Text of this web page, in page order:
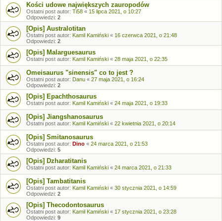
Kości udowe największych zauropodów
Ostatni post autor: Ti58 « 15 lipca 2021, o 10:27
Odpowiedzi: 2
[Opis] Australotitan
Ostatni post autor: Kamil Kamiński « 16 czerwca 2021, o 21:48
Odpowiedzi: 2
[Opis] Malarguesaurus
Ostatni post autor: Kamil Kamiński « 28 maja 2021, o 22:35
Omeisaurus "sinensis" co to jest ?
Ostatni post autor: Danu « 27 maja 2021, o 16:24
Odpowiedzi: 2
[Opis] Epachthosaurus
Ostatni post autor: Kamil Kamiński « 24 maja 2021, o 19:33
[Opis] Jiangshanosaurus
Ostatni post autor: Kamil Kamiński « 22 kwietnia 2021, o 20:14
[Opis] Smitanosaurus
Ostatni post autor: Dino « 24 marca 2021, o 21:53
Odpowiedzi: 5
[Opis] Dzharatitanis
Ostatni post autor: Kamil Kamiński « 24 marca 2021, o 21:33
[Opis] Tambatitanis
Ostatni post autor: Kamil Kamiński « 30 stycznia 2021, o 14:59
Odpowiedzi: 2
[Opis] Thecodontosaurus
Ostatni post autor: Kamil Kamiński « 17 stycznia 2021, o 23:28
Odpowiedzi: 9